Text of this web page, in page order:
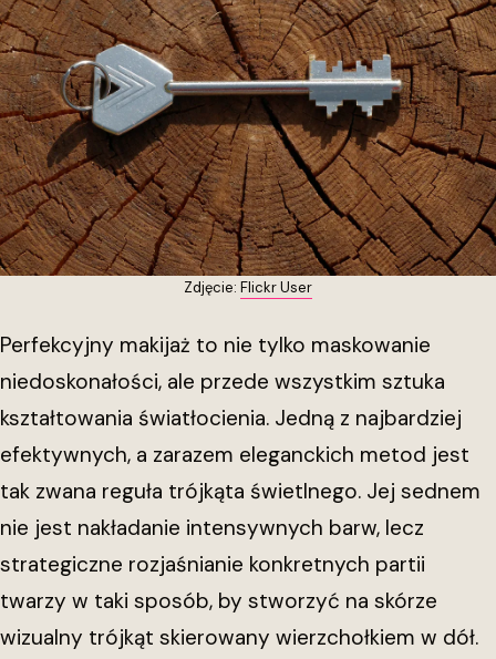
Zdjęcie: Flickr User
Perfekcyjny makijaż to nie tylko maskowanie
niedoskonałości, ale przede wszystkim sztuka
kształtowania światłocienia. Jedną z najbardziej
efektywnych, a zarazem eleganckich metod jest
tak zwana reguła trójkąta świetlnego. Jej sednem
nie jest nakładanie intensywnych barw, lecz
strategiczne rozjaśnianie konkretnych partii
twarzy w taki sposób, by stworzyć na skórze
wizualny trójkąt skierowany wierzchołkiem w dół.